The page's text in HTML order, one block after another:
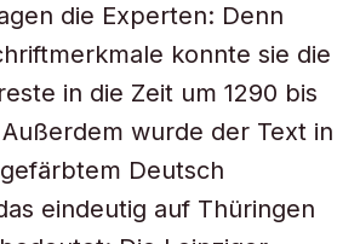
die Experten: Denn
konnte sie die
in die Zeit um 1290 bis
wurde der Text in
Deutsch
eindeutig auf Thüringen